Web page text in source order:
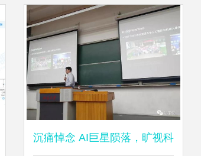
沉痛悼念 AI巨星陨落，旷视科